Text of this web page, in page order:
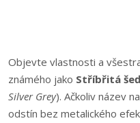
Objevte vlastnosti a
známého jako Stříbřitá
Silver Grey). Ačkoliv název
odstín bez metalického